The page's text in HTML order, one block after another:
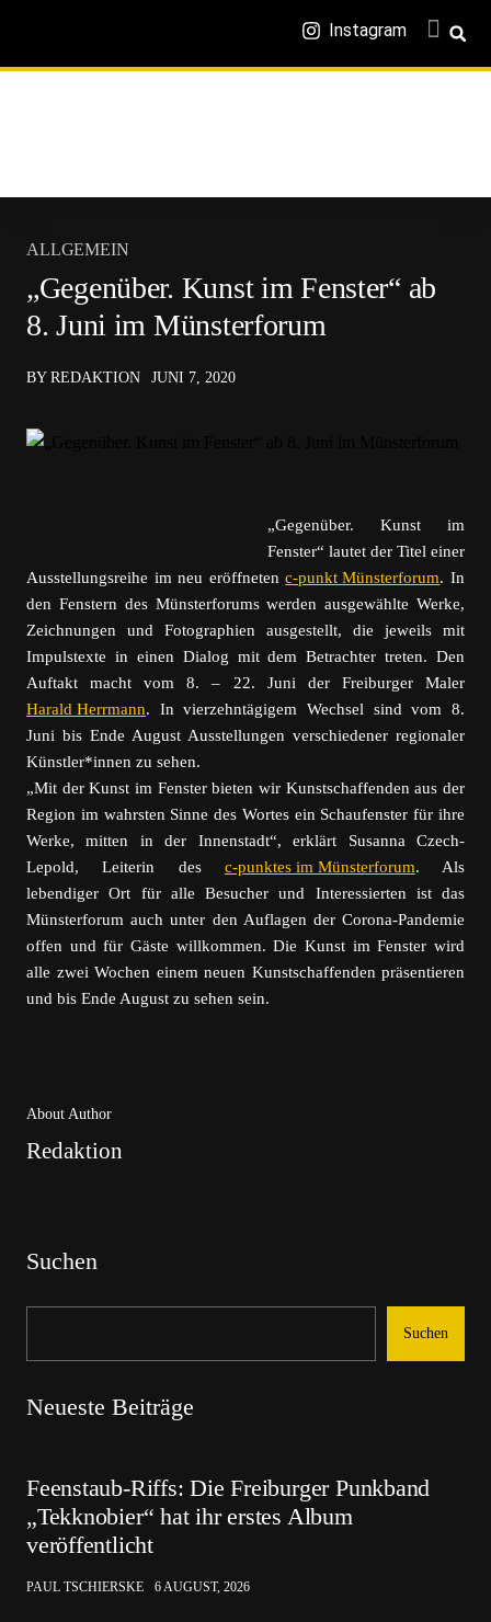
Instagram
ALLGEMEIN
„Gegenüber. Kunst im Fenster“ ab
8. Juni im Münsterforum
BY REDAKTION JUNI 7, 2020
„Gegenüber. Kunst im
Fenster“ lautet der Titel einer
Ausstellungsreihe im neu eröffnetenc-punkt Münsterforum. In
den Fenstern des Münsterforums werden ausgewählte Werke,
Zeichnungen und Fotographien ausgestellt, die jeweils mit
Impulstexte in einen Dialog mit dem Betrachter treten. Den
Auftakt macht vom 8. – 22. Juni der Freiburger Maler
Harald Herrmann. In vierzehntägigem Wechsel sind vom 8.
Juni bis Ende August Ausstellungen verschiedener regionaler
Künstler*innen zu sehen.
„Mit der Kunst im Fenster bieten wir Kunstschaffenden aus der
Region im wahrsten Sinne des Wortes ein Schaufenster für ihre
Werke, mitten in der Innenstadt“, erklärt Susanna Czech-
Lepold, Leiterin des c-punktes im Münsterforum. Als
lebendiger Ort für alle Besucher und Interessierten ist das
Münsterforum auch unter den Auflagen der Corona-Pandemie
offen und für Gäste willkommen. Die Kunst im Fenster wird
alle zwei Wochen einem neuen Kunstschaffenden präsentieren
und bis Ende August zu sehen sein.
About Author
Redaktion
Suchen
Suchen
Neueste Beiträge
Feenstaub-Riffs: Die Freiburger Punkband
„Tekknobier“ hat ihr erstes Album
veröffentlicht
PAUL TSCHIERSKE 6 AUGUST, 2026